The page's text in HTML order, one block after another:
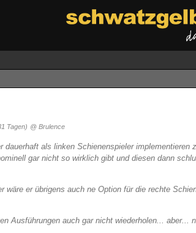
Tagen) @ Brulence
als linken Schienenspieler implementieren
gar nicht so wirklich gibt und diesen dann
er übrigens auch ne Option für die rechte
Ausführungen auch gar nicht wiederholen...